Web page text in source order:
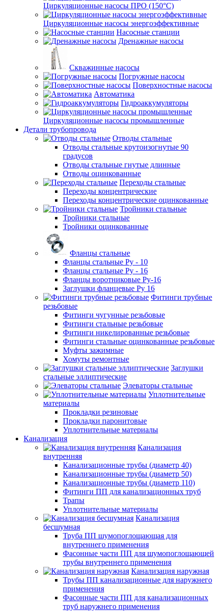
Циркуляционные насосы ПРО (150°C)
Циркуляционные насосы энергоэффективные
Насосные станции
Дренажные насосы
Скважинные насосы
Погружные насосы
Поверхностные насосы
Автоматика
Гидроаккумуляторы
Циркуляционные насосы промышленные
Детали трубопровода
Отводы стальные
Отводы стальные крутоизогнутые 90
градусов
Отводы стальные гнутые длинные
Отводы оцинкованные
Переходы стальные
Переходы концентрические
Переходы концентрические оцинкованные
Тройники стальные
Тройники стальные
Тройники оцинкованные
Фланцы стальные
Фланцы стальные Ру - 10
Фланцы стальные Ру - 16
Фланцы воротниковые Ру-16
Заглушки фланцевые Ру 16
Фитинги трубные
резьбовые
Фитинги чугунные резьбовые
Фитинги стальные резьбовые
Фитинги никелированные резьбовые
Фитинги стальные оцинкованные резьбовые
Муфты зажимные
Хомуты ремонтные
Заглушки
стальные эллиптические
Элеваторы стальные
Уплотнительные
материалы
Прокладки резиновые
Прокладки паронитовые
Уплотнительные материалы
Канализация
Канализация
внутренняя
Канализационные трубы (диаметр 40)
Канализационные трубы (диаметр 50)
Канализационные трубы (диаметр 110)
Фитинги ПП для канализационных труб
Трапы
Уплотнительные материалы
Канализация
бесшумная
Труба ПП шумопоглощающая для
внутреннего применения
Фасонные части ПП для шумопоглощающей
трубы внутреннего применения
Канализация наружная
Трубы ПП канализационные для наружнего
применения
Фасонные части ПП для канализационных
труб наружнего применения